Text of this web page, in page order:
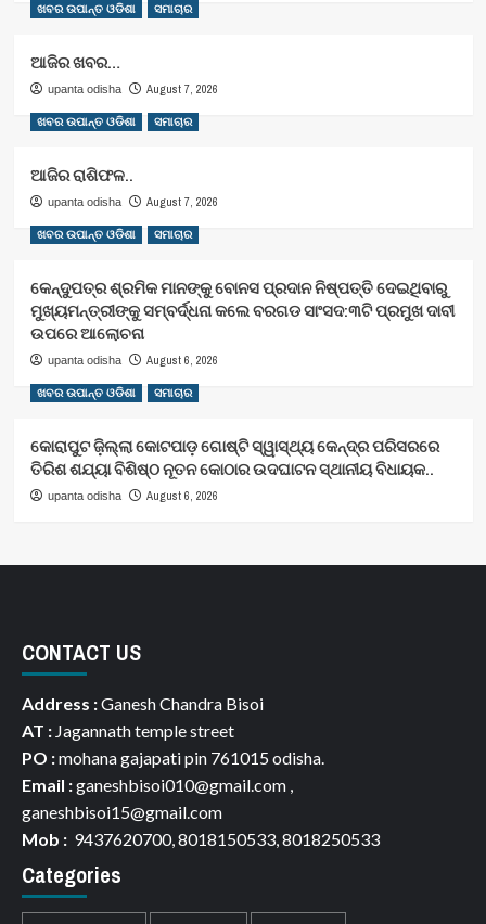
ଖବର ଉପାନ୍ତ ଓଡିଶା ସମାଚାର
ଆଜିର ଖବର…
upanta odisha August 7, 2026
ଖବର ଉପାନ୍ତ ଓଡିଶା ସମାଚାର
ଆଜିର ରାଶିଫଳ..
upanta odisha August 7, 2026
ଖବର ଉପାନ୍ତ ଓଡିଶା ସମାଚାର
କେନ୍ଦୁପତ୍ର ଶ୍ରମିକ ମାନଙ୍କୁ ବୋନସ ପ୍ରଦାନ ନିଷ୍ପତ୍ତି ଦେଇଥିବାରୁ
ମୁଖ୍ୟମନ୍ତ୍ରୀଙ୍କୁ ସମ୍ବର୍ଦ୍ଧନା କଲେ ବରଗଡ ସାଂସଦ:୩ଟି ପ୍ରମୁଖ ଦାବୀ
ଉପରେ ଆଲୋଚନା
upanta odisha August 6, 2026
ଖବର ଉପାନ୍ତ ଓଡିଶା ସମାଚାର
କୋରାପୁଟ ଜ଼ିଲ୍ଲା କୋଟପାଡ଼ ଗୋଷ୍ଟି ସ୍ୱାସ୍ଥ୍ୟ କେନ୍ଦ୍ର ପରିସରରେ
ତିରିଶ ଶଯ୍ୟା ବିଶିଷ୍ଠ ନୂତନ କୋଠାର ଉଦଘାଟନ ସ୍ଥାନୀୟ ବିଧାୟକ..
upanta odisha August 6, 2026
CONTACT US
Address :Ganesh Chandra Bisoi
AT : Jagannath temple street
PO :mohana gajapati pin 761015 odisha.
Email :ganeshbisoi010@gmail.com ,
ganeshbisoi15@gmail.com
Mob : 9437620700, 8018150533, 8018250533
Categories